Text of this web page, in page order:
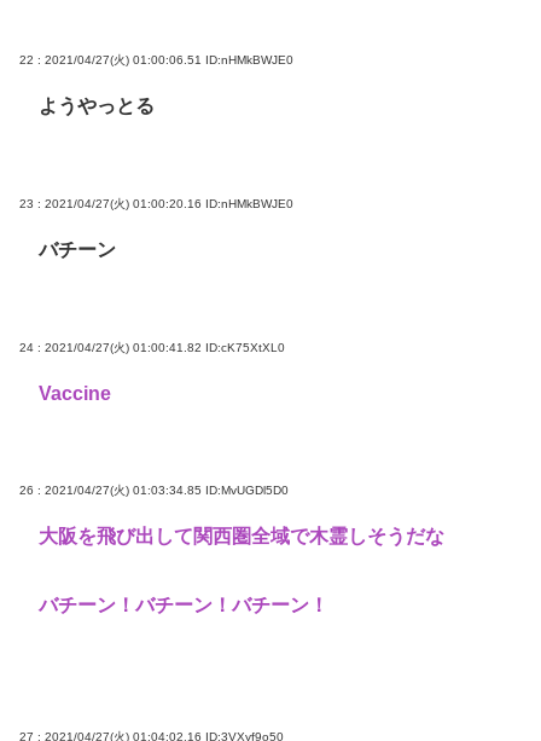
22 : 2021/04/27(火) 01:00:06.51 ID:nHMkBWJE0
ようやっとる
23 : 2021/04/27(火) 01:00:20.16 ID:nHMkBWJE0
バチーン
24 : 2021/04/27(火) 01:00:41.82 ID:cK75XtXL0
Vaccine
26 : 2021/04/27(火) 01:03:34.85 ID:MvUGDl5D0
大阪を飛び出して関西圏全域で木霊しそうだな
バチーン！バチーン！バチーン！
27 : 2021/04/27(火) 01:04:02.16 ID:3VXyf9o50